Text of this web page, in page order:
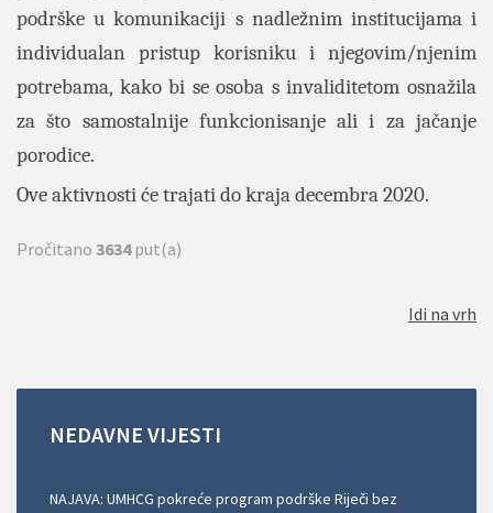
podrške u komunikaciji s nadležnim institucijama i
individualan pristup korisniku i njegovim/njenim
potrebama, kako bi se osoba s invaliditetom osnažila
za što samostalnije funkcionisanje ali i za jačanje
porodice.
Ove aktivnosti će trajati do kraja decembra 2020.
Pročitano 3634put(a)
Idi na vrh
NEDAVNE VIJESTI
NAJAVA: UMHCG pokreće program podrške Riječi bez